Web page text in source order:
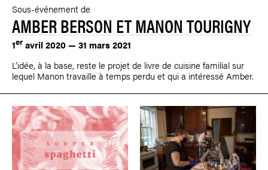
Sous-événement de
AMBER BERSON ET MANON TOURIGNY
1er avril 2020 — 31 mars 2021
L’idée, à la base, reste le projet de livre de cuisine familial sur
lequel Manon travaille à temps perdu et qui a intéressé Amber.